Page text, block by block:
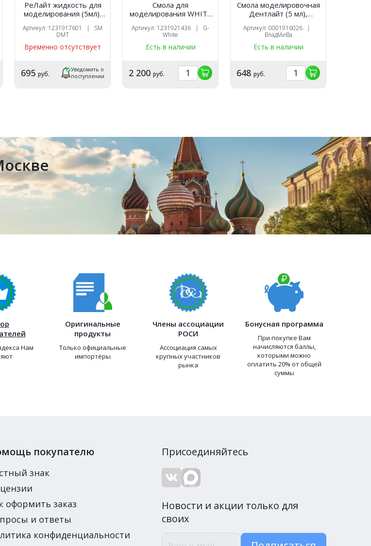
РеЛайт жидкость для
моделирования (5мл),
Артикул: 1231917601 | SM
DMT
Временно отсутствует
695 руб.
Уведомить о
поступлении
Смола для
моделирования WHITE
Артикул: 1231921436 | G-
White
Есть в наличии
2 200 руб.
Смола моделировочная
Дентлайт (5 мл),
Артикул: 0001916026 |
ВладМиВа
Есть в наличии
648 руб.
Нам
Оригинальные
продукты
Только официальные
импортёры
Члены ассоциации
РОСИ
Ассоциация самых
крупных участников
рынка
Бонусная программа
При покупке Вам
начисляются баллы,
которыми можно
оплатить 20% от общей
суммы
покупателю
знак
оформить заказ
и ответы
конфиденциальности
Присоединяйтесь
Новости и акции только для
своих